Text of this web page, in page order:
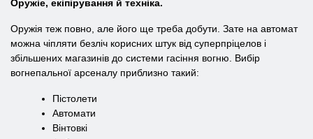
Оружіе, екіпірування й техніка.
Оружія теж повно, але його ще треба добути. Зате на автомат
можна чіпляти безліч корисних штук від суперпріцелов і
збільшених магазинів до системи гасіння вогню. Вибір
вогнепальної арсеналу приблизно такий:
Пістолети
Автомати
Вінтовкі